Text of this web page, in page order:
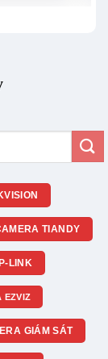
TIANDY
LINK
EZVIZ
GIÁM SÁT